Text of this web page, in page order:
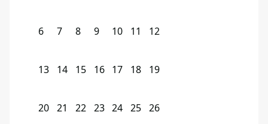
6 7 8 9 10 11 12
13 14 15 16 17 18 19
20 21 22 23 24 25 26